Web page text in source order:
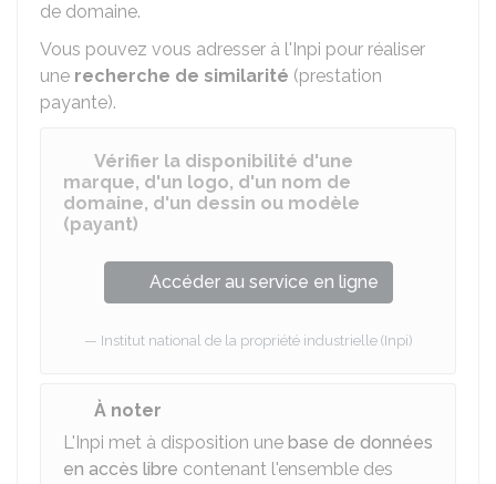
de domaine.
Vous pouvez vous adresser à l'Inpi pour réaliser
une recherche de similarité (prestation
payante).
Vérifier la disponibilité d'une
marque, d'un logo, d'un nom de
domaine, d'un dessin ou modèle
(payant)
Accéder au service en ligne
Institut national de la propriété industrielle (Inpi)
À noter
L'Inpi met à disposition une base de données
en accès libre contenant l'ensemble des